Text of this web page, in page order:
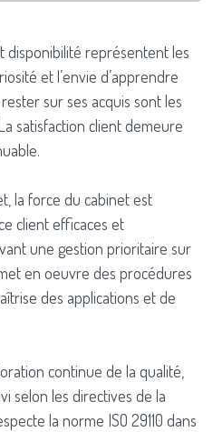
disponibilité représentent les
et l’envie d’apprendre
sur ses acquis sont les
satisfaction client demeure
la force du cabinet est
client efficaces et
une gestion prioritaire sur
en oeuvre des procédures
des applications et de
continue de la qualité,
selon les directives de la
la norme ISO 29110 dans